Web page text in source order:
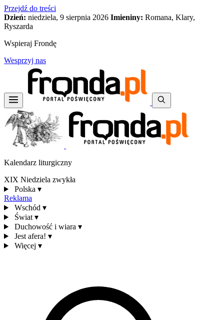
Przejdź do treści
Dzień: niedziela, 9 sierpnia 2026 Imieniny: Romana, Klary,
Ryszarda
Wspieraj Frondę
Wesprzyj nas
Kalendarz liturgiczny
XIX Niedziela zwykła
Polska ▾
Reklama
Wschód ▾
Świat ▾
Duchowość i wiara ▾
Jest afera! ▾
Więcej ▾